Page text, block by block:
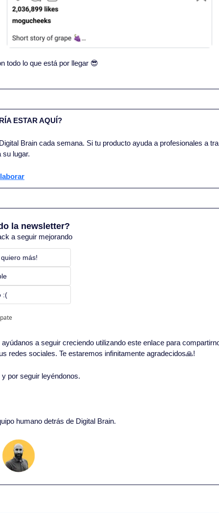
todo lo que está por llegar 😎
ESTAR AQUÍ?
Brain cada semana. Si tu producto ayuda a profesionales a
su lugar.
la newsletter?
a seguir mejorando
más!
:(
a seguir creciendo utilizando este enlace para
redes sociales. Te estaremos infinitamente agradecidos🙏!
por seguir leyéndonos.
humano detrás de Digital Brain.